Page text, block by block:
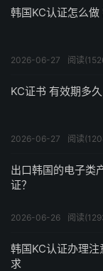
韩国KC认证怎么
2026-06-27 阅读
KC证书 有效期多
2026-06-27 阅读
出口韩国的电子类
证？
2026-06-26 阅读
韩国KC认证办理
求